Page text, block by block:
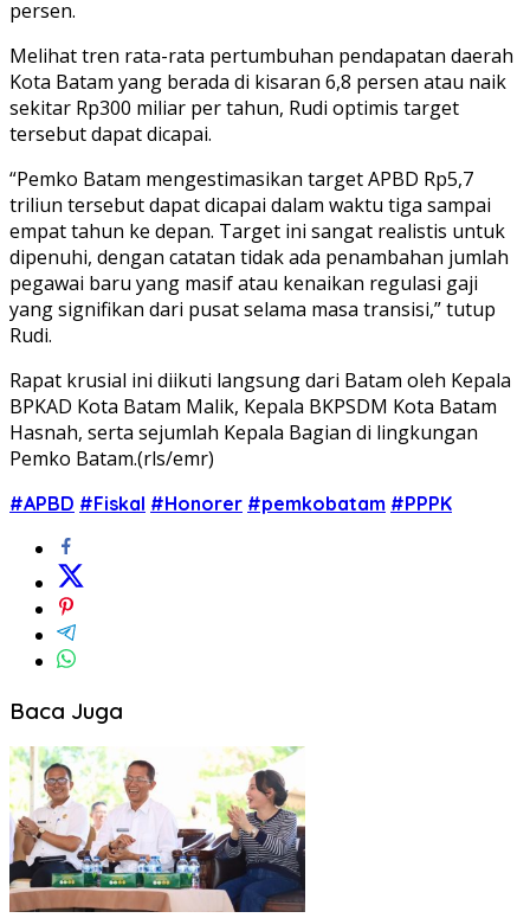
persen.
Melihat tren rata-rata pertumbuhan pendapatan daerah
Kota Batam yang berada di kisaran 6,8 persen atau naik
sekitar Rp300 miliar per tahun, Rudi optimis target
tersebut dapat dicapai.
“Pemko Batam mengestimasikan target APBD Rp5,7
triliun tersebut dapat dicapai dalam waktu tiga sampai
empat tahun ke depan. Target ini sangat realistis untuk
dipenuhi, dengan catatan tidak ada penambahan jumlah
pegawai baru yang masif atau kenaikan regulasi gaji
yang signifikan dari pusat selama masa transisi,” tutup
Rudi.
Rapat krusial ini diikuti langsung dari Batam oleh Kepala
BPKAD Kota Batam Malik, Kepala BKPSDM Kota Batam
Hasnah, serta sejumlah Kepala Bagian di lingkungan
Pemko Batam.(rls/emr)
#APBD #Fiskal #Honorer #pemkobatam #PPPK
Baca Juga